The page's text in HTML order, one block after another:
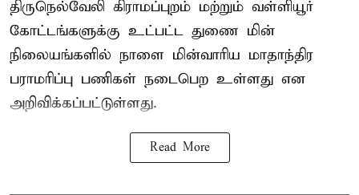
திருநெல்வேலி கிராமப்புறம் மற்றும் வள்ளியூர்
கோட்டங்களுக்கு உட்பட்ட துணை மின்
நிலையங்களில் நாளை மின்வாரிய மாதாந்திர
பராமரிப்பு பணிகள் நடைபெற உள்ளது என
அறிவிக்கப்பட்டுள்ளது.
Read More